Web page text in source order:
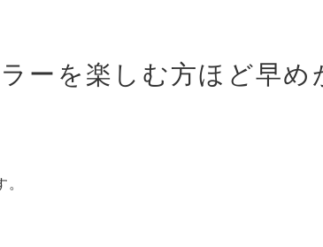
ーを楽しむ方ほど早め